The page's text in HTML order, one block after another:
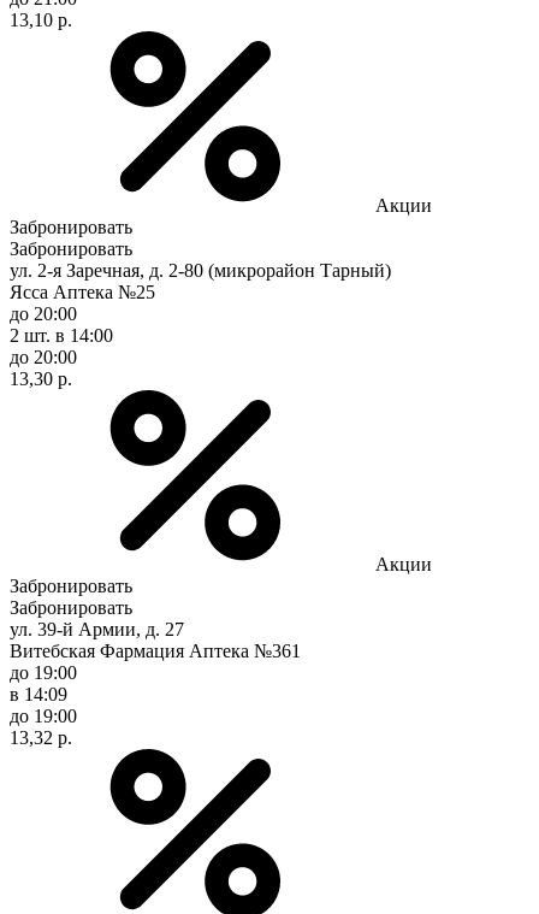
13,10 р.
Акции
Забронировать
Забронировать
ул. 2-я Заречная, д. 2-80 (микрорайон Тарный)
Ясса Аптека №25
до 20:00
2 шт. в 14:00
до 20:00
13,30 р.
Акции
Забронировать
Забронировать
ул. 39-й Армии, д. 27
Витебская Фармация Аптека №361
до 19:00
в 14:09
до 19:00
13,32 р.